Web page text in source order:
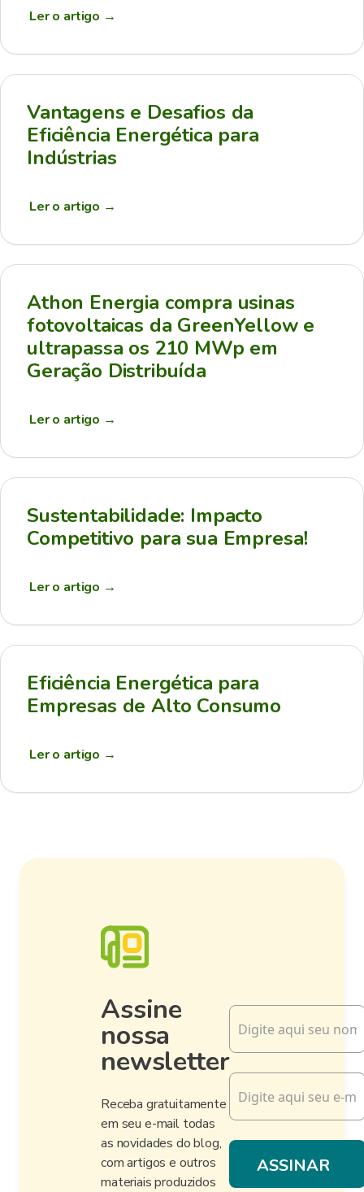
Ler o artigo →
Vantagens e Desafios da
Eficiência Energética para
Indústrias
Ler o artigo →
Athon Energia compra usinas
fotovoltaicas da GreenYellow e
ultrapassa os 210 MWp em
Geração Distribuída
Ler o artigo →
Sustentabilidade: Impacto
Competitivo para sua Empresa!
Ler o artigo →
Eficiência Energética para
Empresas de Alto Consumo
Ler o artigo →
Assine
nossa
newsletter
Receba gratuitamente
em seu e-mail todas
as novidades do blog,
com artigos e outros
materiais produzidos